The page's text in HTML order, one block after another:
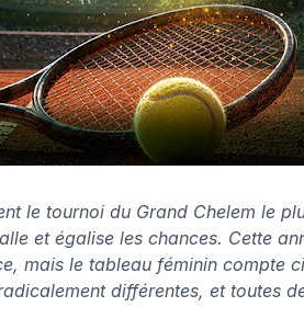
le tournoi du Grand Chelem le
et égalise les chances. Cette
mais le tableau féminin compte
différentes, et toutes